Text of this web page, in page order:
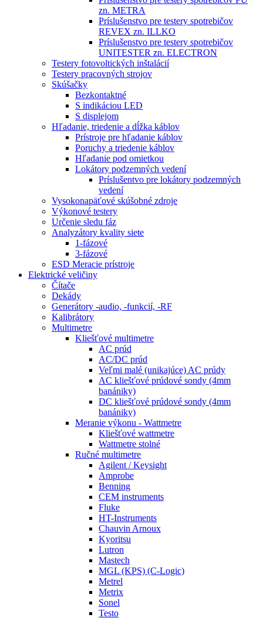
zn. METRA
Príslušenstvo pre testery spotrebičov
REVEX zn. ILLKO
Príslušenstvo pre testery spotrebičov
UNITESTER zn. ELECTRON
Testery fotovoltických inštalácií
Testery pracovných strojov
Skúšačky
Bezkontaktné
S indikáciou LED
S displejom
Hľadanie, triedenie a dĺžka káblov
Prístroje pre hľadanie káblov
Poruchy a triedenie káblov
Hľadanie pod omietkou
Lokátory podzemných vedení
Príslušentvo pre lokátory podzemných
vedení
Vysokonapäťové skúšobné zdroje
Výkonové testery
Určenie sledu fáz
Analyzátory kvality siete
1-fázové
3-fázové
ESD Meracie prístroje
Elektrické veličiny
Čítače
Dekády
Generátory -audio, -funkcií, -RF
Kalibrátory
Multimetre
Kliešťové multimetre
AC prúd
AC/DC prúd
Veľmi malé (unikajúce) AC prúdy
AC kliešťové prúdové sondy (4mm
banániky)
DC kliešťové prúdové sondy (4mm
banániky)
Meranie výkonu - Wattmetre
Kliešťové wattmetre
Wattmetre stolné
Ručné multimetre
Agilent / Keysight
Amprobe
Benning
CEM instruments
Fluke
HT-Instruments
Chauvin Arnoux
Kyoritsu
Lutron
Mastech
MGL (KPS) (C-Logic)
Metrel
Metrix
Sonel
Testo